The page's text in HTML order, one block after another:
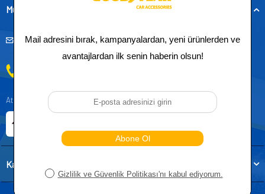
Müşteri Hizmetleri
musteridestek@goodyearotoaksesuar.com.tr
Atatürk, Kıraç Mevkii, Orhan Veli Cd. D:No:19, 34522 Esenyurt/İstanbul
Kategoriler